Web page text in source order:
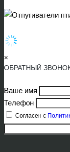
×
ОБРАТНЫЙ
Ваше имя
Телефон
Согласен с